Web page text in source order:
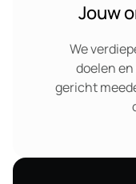
Jouw
We
doelen
gericht